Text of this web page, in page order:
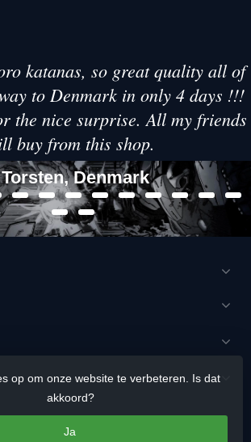
katanas, so great quality all of
to Denmark in only 4 days !!!
the nice surprise. All my friends
buy from this shop.
Denmark
op om onze website te verbeteren. Is dat
akkoord?
Ja